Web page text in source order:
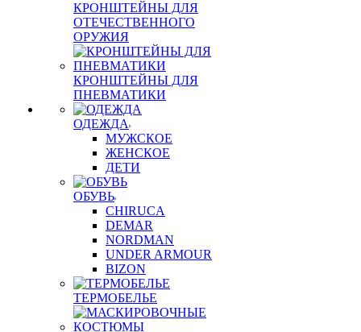
КРОНШТЕЙНЫ ДЛЯ
ОТЕЧЕСТВЕННОГО
ОРУЖИЯ
КРОНШТЕЙНЫ ДЛЯ
ПНЕВМАТИКИ
ОДЕЖДА
МУЖСКОЕ
ЖЕНСКОЕ
ДЕТИ
ОБУВЬ
CHIRUCA
DEMAR
NORDMAN
UNDER ARMOUR
BIZON
ТЕРМОБЕЛЬЕ